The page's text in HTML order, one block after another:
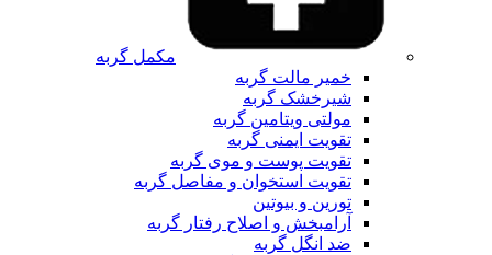
مکمل گربه
خمیر مالت گربه
شیرخشک گربه
مولتی ویتامین گربه
تقویت ایمنی گربه
تقویت پوست و موی گربه
تقویت استخوان و مفاصل گربه
تورین و بیوتین
آرامبخش و اصلاح رفتار گربه
ضد انگل گربه